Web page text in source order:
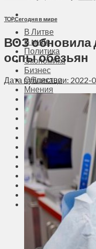
В Литве
В мире
Политика
Экономика
Бизнес
Общество
Мнения
Вильнюс
Клайпеда
Висагинас
Регионы
Соседи
Транспорт
Выбор читателей
Калейдоскоп
Армия
Сейм Литвы
Культура
Больше
Фоторепортаж
Туризм
ЛК
Сеньорам
TOP,Сегодня в мире
ВОЗ обновила
оспы обезьян
Дата публикации: 2022-